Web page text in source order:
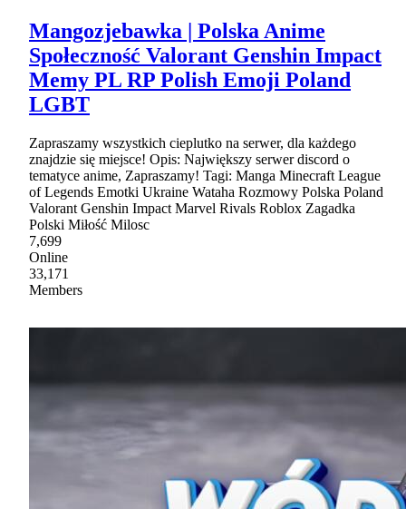
Mangozjebawka | Polska Anime
Społeczność Valorant Genshin Impact
Memy PL RP Polish Emoji Poland
LGBT
Zapraszamy wszystkich cieplutko na serwer, dla każdego
znajdzie się miejsce! Opis: Największy serwer discord o
tematyce anime, Zapraszamy! Tagi: Manga Minecraft League
of Legends Emotki Ukraine Wataha Rozmowy Polska Poland
Valorant Genshin Impact Marvel Rivals Roblox Zagadka
Polski Miłość Milosc
7,699
Online
33,171
Members